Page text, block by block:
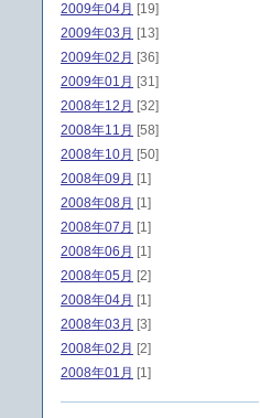
2009年04月 [19]
2009年03月 [13]
2009年02月 [36]
2009年01月 [31]
2008年12月 [32]
2008年11月 [58]
2008年10月 [50]
2008年09月 [1]
2008年08月 [1]
2008年07月 [1]
2008年06月 [1]
2008年05月 [2]
2008年04月 [1]
2008年03月 [3]
2008年02月 [2]
2008年01月 [1]